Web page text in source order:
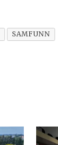
SAMFUNN